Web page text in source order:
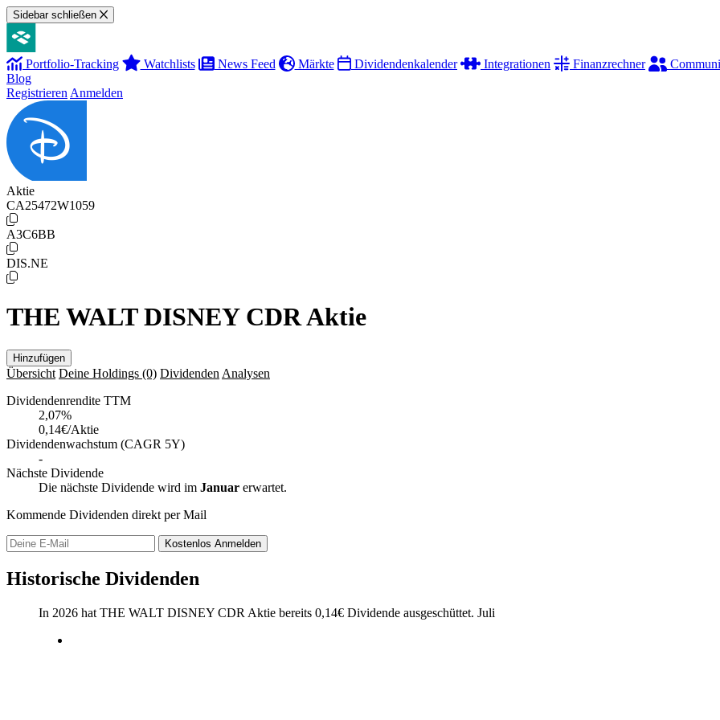
Sidebar schließen
Portfolio-Tracking Watchlists News Feed Märkte Dividendenkalender Integrationen Finanzrechner
Blog
Registrieren Anmelden
Aktie
CA25472W1059
A3C6BB
DIS.NE
THE WALT DISNEY CDR Aktie
Hinzufügen
Übersicht Deine Holdings (0) Dividenden Analysen
Dividendenrendite TTM
2,07%
0,14€/Aktie
Dividendenwachstum (CAGR 5Y)
-
Nächste Dividende
Die nächste Dividende wird im Januar erwartet.
Kommende Dividenden direkt per Mail
Kostenlos Anmelden
Historische Dividenden
In 2026 hat THE WALT DISNEY CDR Aktie bereits 0,14€ Dividende ausgeschüttet. Juli